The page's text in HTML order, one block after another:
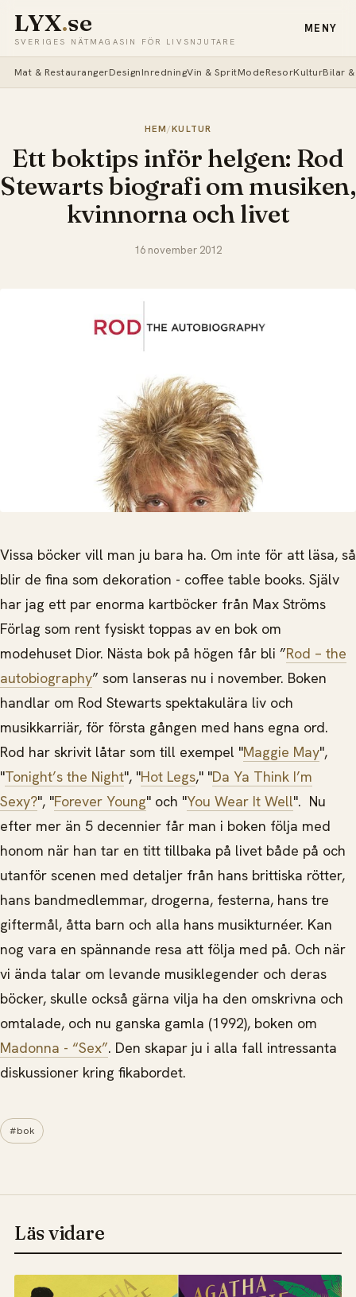
LYX.se
SVERIGES NÄTMAGASIN FÖR LIVSNJUTARE
MENY
Mat & RestaurangerDesignInredningVin & SpritModeResorKulturBilar
HEM/KULTUR
Ett boktips inför helgen: Rod
Stewarts biografi om musiken,
kvinnorna och livet
16 november 2012
Vissa böcker vill man ju bara ha. Om inte för att läsa, så
blir de fina som dekoration - coffee table books. Själv
har jag ett par enorma kartböcker från Max Ströms
Förlag som rent fysiskt toppas av en bok om
modehuset Dior. Nästa bok på högen får bli ”Rod – the
autobiography” som lanseras nu i november. Boken
handlar om Rod Stewarts spektakulära liv och
musikkarriär, för första gången med hans egna ord.
Rod har skrivit låtar som till exempel "Maggie May",
"Tonight’s the Night", "Hot Legs," "Da Ya Think I’m
Sexy?", "Forever Young" och "You Wear It Well". Nu
efter mer än 5 decennier får man i boken följa med
honom när han tar en titt tillbaka på livet både på och
utanför scenen med detaljer från hans brittiska rötter,
hans bandmedlemmar, drogerna, festerna, hans tre
giftermål, åtta barn och alla hans musikturnéer. Kan
nog vara en spännande resa att följa med på. Och när
vi ända talar om levande musiklegender och deras
böcker, skulle också gärna vilja ha den omskrivna och
omtalade, och nu ganska gamla (1992), boken om
Madonna - “Sex”. Den skapar ju i alla fall intressanta
diskussioner kring fikabordet.
#bok
Läs vidare